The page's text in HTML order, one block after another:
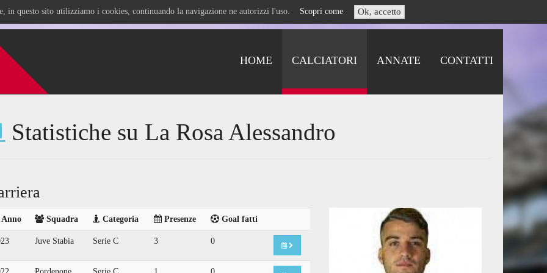
questo sito utilizziamo i cookies, continuando la navigazione ne autorizzi l'uso. Scopri come Ok, accetto
HOME CALCIATORI ANNATE CONTATTI
Statistiche su La Rosa Alessandro
Anno Squadra Categoria Presenze Goal fatti
Juve Stabia Serie C 3 0
Pordenone Serie C 1 0